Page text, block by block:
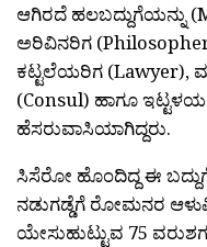
ಆಗಿರದೆ ಹಲಬದ್ದುಗೆಯನ್ನು
ಅರಿವಿನರಿಗ
ಕಟ್ಟಲೆಯರಿಗ (Lawyer),
(Consul) ಹಾಗೂ
ಹೆಸರುವಾಸಿಯಾಗಿದ್ದರು.
ಸಿಸೆರೋ ಹೊಂದಿದ್ದ ಈ
ನಡುಗಡ್ಡೆಗೆ ರೋಮನರ
ಯೇಸುಹುಟ್ಟುವ 75